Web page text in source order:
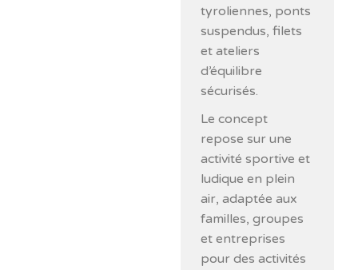
tyroliennes, ponts
suspendus, filets
et ateliers
d’équilibre
sécurisés.
Le concept
repose sur une
activité sportive et
ludique en plein
air, adaptée aux
familles, groupes
et entreprises
pour des activités